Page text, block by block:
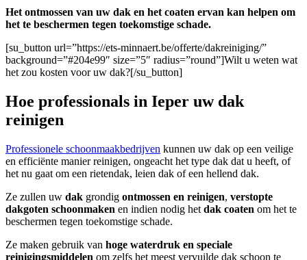
Het ontmossen van uw dak en het coaten ervan kan helpen om
het te beschermen tegen toekomstige schade.
[su_button url=”https://ets-minnaert.be/offerte/dakreiniging/”
background=”#204e99″ size=”5″ radius=”round”]Wilt u weten wat
het zou kosten voor uw dak?[/su_button]
Hoe professionals in Ieper uw dak
reinigen
Professionele schoonmaakbedrijven kunnen uw dak op een veilige
en efficiënte manier reinigen, ongeacht het type dak dat u heeft, of
het nu gaat om een rietendak, leien dak of een hellend dak.
Ze zullen uw dak grondig ontmossen en reinigen, verstopte
dakgoten schoonmaken en indien nodig het dak coaten om het te
beschermen tegen toekomstige schade.
Ze maken gebruik van hoge waterdruk en speciale
reinigingsmiddelen om zelfs het meest vervuilde dak schoon te